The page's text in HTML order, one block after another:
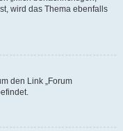
wird das Thema ebenfalls
den Link „Forum